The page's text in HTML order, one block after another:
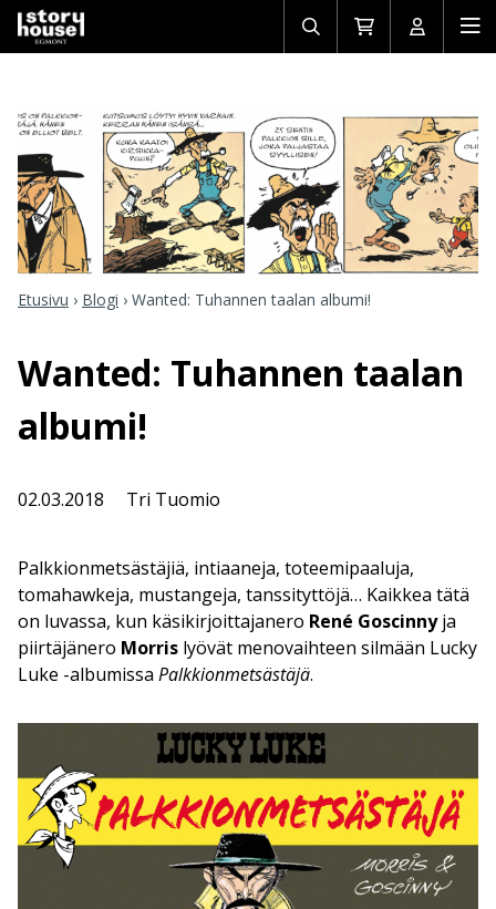
Avaa/sulje
haku
Siirry
ostoskoriin
Avaa/
Etusivu › Blogi › Wanted: Tuhannen taalan albumi!
Wanted: Tuhannen taalan
albumi!
02.03.2018 Tri Tuomio
Palkkionmetsästäjiä, intiaaneja, toteemipaaluja,
tomahawkeja, mustangeja, tanssityttöjä… Kaikkea tätä
on luvassa, kun käsikirjoittajanero René Goscinnyja
piirtäjänero Morris lyövät menovaihteen silmään Lucky
Luke -albumissa Palkkionmetsästäjä.